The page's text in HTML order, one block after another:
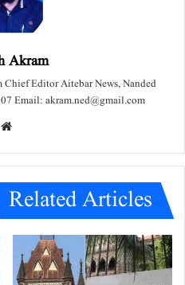
Akram
Chief Editor Aitebar News, Nanded
Email: akram.ned@gmail.com
Related Articles